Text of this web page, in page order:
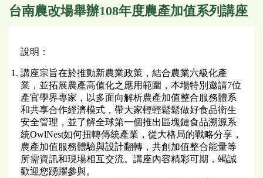
台南農改場舉辦108年度農產加值系列講座
說明：
講座宗旨在於推動新農業政策，結合農業六級化產
業，並拓展農產高值化之應用範圍，本場特別邀請7位
產官學界專家，以多面向解析農產加值整合服務體系
和共享合作經濟模式，帶大家輕輕鬆鬆做好食品衛生
安全管理，並了解全球第一個推出區塊鏈食品溯源系
統OwlNest如何扭轉傳統產業，從大格局的戰略分享，
農產加值服務體驗與設計翻轉，共創加值整合能量等
所需資訊和現場相互交流。講座內容精彩可期，竭誠
歡迎您踴躍參與。